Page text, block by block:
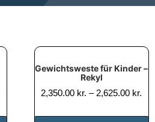
Prisinterval:
Gewichtsweste für Kinder –
Rekyl
2,350.00 kr. – 2,625.00 kr.